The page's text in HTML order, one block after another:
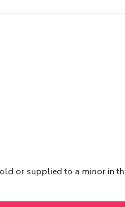
or supplied to a minor in